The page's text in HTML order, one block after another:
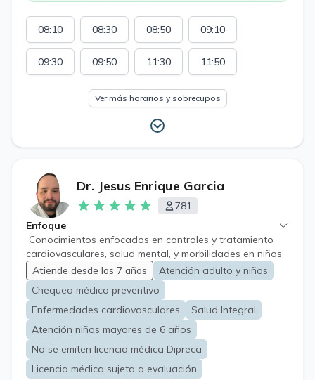
08:10 08:30 08:50 09:10
09:30 09:50 11:30 11:50
Ver más horarios y sobrecupos
Dr. Jesus Enrique Garcia
781
Enfoque
Conocimientos enfocados en controles y tratamiento
cardiovasculares, salud mental, y morbilidades en niños
y adultos.
Atiende desde los 7 años
Atención adulto y niños
Chequeo médico preventivo
Enfermedades cardiovasculares
Salud Integral
Atención niños mayores de 6 años
No se emiten licencia médica Dipreca
Licencia médica sujeta a evaluación